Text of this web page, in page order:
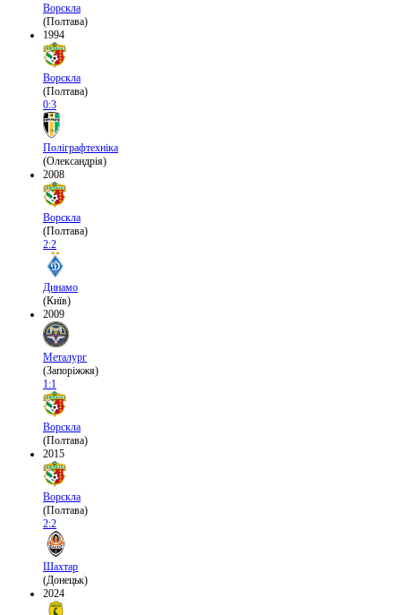
Ворскла
(Полтава)
1994
Ворскла
(Полтава)
0:3
Поліграфтехніка
(Олександрія)
2008
Ворскла
(Полтава)
2:2
Динамо
(Київ)
2009
Металург
(Запоріжжя)
1:1
Ворскла
(Полтава)
2015
Ворскла
(Полтава)
2:2
Шахтар
(Донецьк)
2024